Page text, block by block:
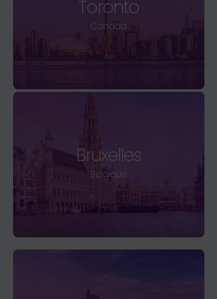
Toronto
Canada
Bruxelles
Belgique